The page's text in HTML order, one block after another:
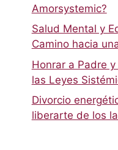
Amorsystemic?
Salud Mental y
Camino hacia
Honrar a Padre
las Leyes
Divorcio
liberarte de los